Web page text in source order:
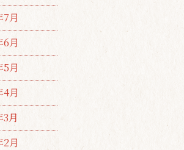
7月
6月
5月
4月
月
2月